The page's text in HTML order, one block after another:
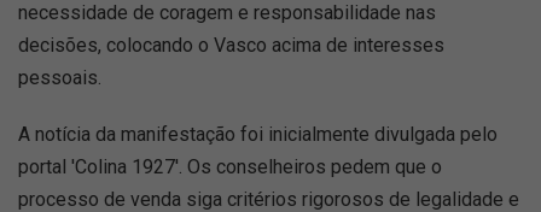
necessidade de coragem e responsabilidade nas
decisões, colocando o Vasco acima de interesses
pessoais.
A notícia da manifestação foi inicialmente divulgada pelo
portal 'Colina 1927'. Os conselheiros pedem que o
processo de venda siga critérios rigorosos de legalidade e